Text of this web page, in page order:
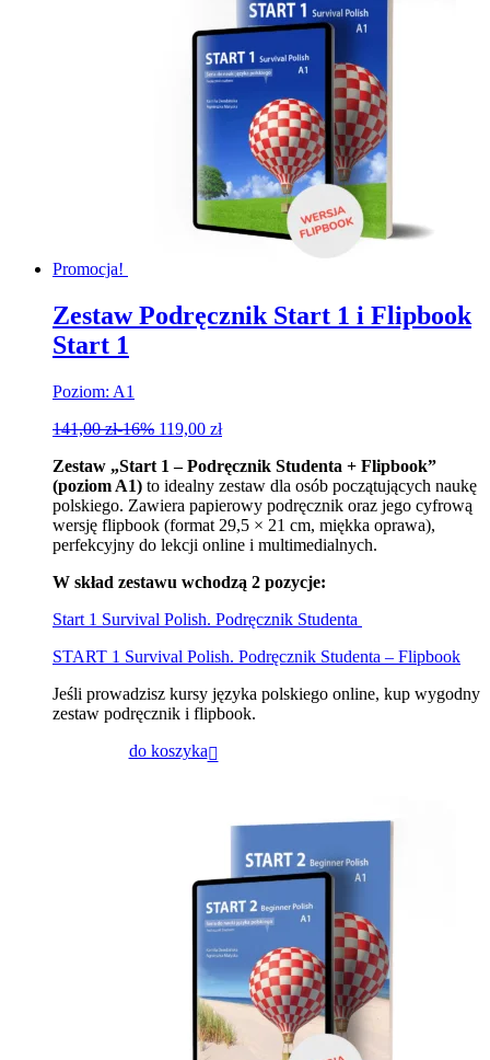
Promocja!
Zestaw Podręcznik Start 1 i Flipbook
Start 1
Poziom: A1
141,00zł-16% 119,00 zł
Zestaw „Start 1 – Podręcznik Studenta + Flipbook”
(poziom A1) to idealny zestaw dla osób początujących naukę
polskiego. Zawiera papierowy podręcznik oraz jego cyfrową
wersję flipbook (format 29,5 × 21 cm, miękka oprawa),
perfekcyjny do lekcji online i multimedialnych.
W skład zestawu wchodzą 2 pozycje:
Start 1 Survival Polish. Podręcznik Studenta
START 1 Survival Polish. Podręcznik Studenta – Flipbook
Jeśli prowadzisz kursy języka polskiego online, kup wygodny
zestaw podręcznik i flipbook.
do koszyka